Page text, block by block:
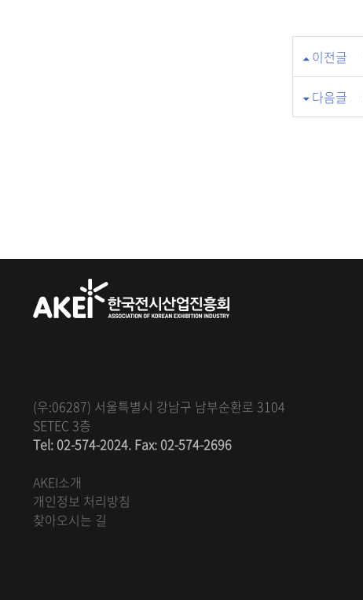
이전글
다음글
(우:06287) 서울특별시 강남구 남부순환로 3104
SETEC 3층
Tel: 02-574-2024. Fax: 02-574-2696
AKEI소개
개인정보 처리방침
찾아오시는 길